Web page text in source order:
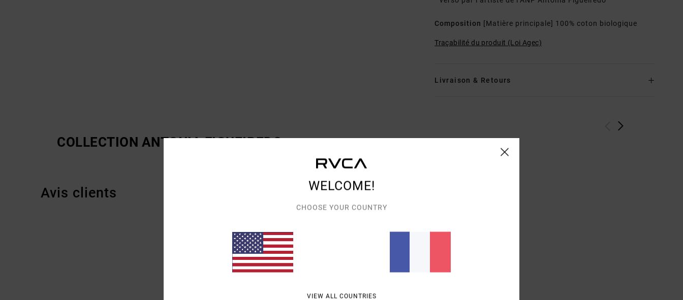
Composition [Matière principale] 100% coton biologique
Traçabilité du produit (Loi Agec)
Livraison & Retours
COLLECTION ANTONIA FIGUEIREDO
Avis clients
3 AVIS VÉRIFIÉS DEPUIS JUIN 2026
WELCOME!
CHOOSE YOUR COUNTRY
VIEW ALL COUNTRIES